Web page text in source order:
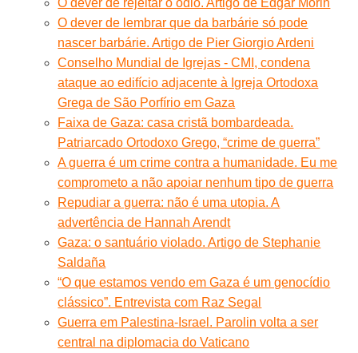
O dever de lembrar que da barbárie só pode
nascer barbárie. Artigo de Pier Giorgio Ardeni
Conselho Mundial de Igrejas - CMI, condena
ataque ao edifício adjacente à Igreja Ortodoxa
Grega de São Porfírio em Gaza
Faixa de Gaza: casa cristã bombardeada.
Patriarcado Ortodoxo Grego, “crime de guerra”
A guerra é um crime contra a humanidade. Eu me
comprometo a não apoiar nenhum tipo de guerra
Repudiar a guerra: não é uma utopia. A
advertência de Hannah Arendt
Gaza: o santuário violado. Artigo de Stephanie
Saldaña
“O que estamos vendo em Gaza é um genocídio
clássico”. Entrevista com Raz Segal
Guerra em Palestina-Israel. Parolin volta a ser
central na diplomacia do Vaticano